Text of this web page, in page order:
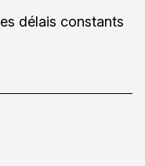
délais constants